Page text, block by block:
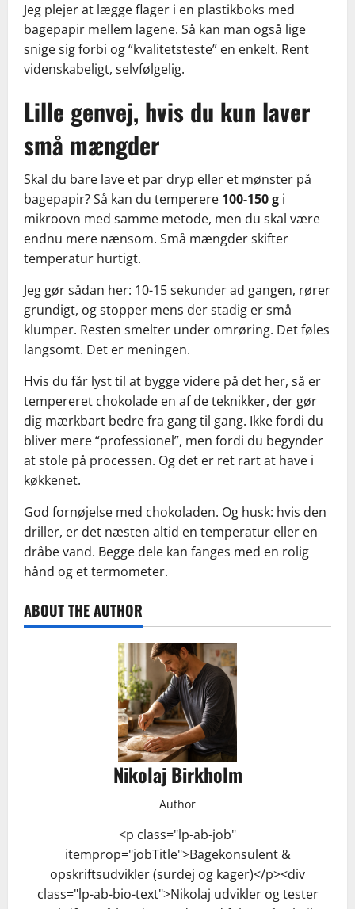
Jeg plejer at lægge flager i en plastikboks med
bagepapir mellem lagene. Så kan man også lige
snige sig forbi og “kvalitetsteste” en enkelt. Rent
videnskabeligt, selvfølgelig.
Lille genvej, hvis du kun laver
små mængder
Skal du bare lave et par dryp eller et mønster på
bagepapir? Så kan du temperere 100-150 g i
mikroovn med samme metode, men du skal være
endnu mere nænsom. Små mængder skifter
temperatur hurtigt.
Jeg gør sådan her: 10-15 sekunder ad gangen, rører
grundigt, og stopper mens der stadig er små
klumper. Resten smelter under omrøring. Det føles
langsomt. Det er meningen.
Hvis du får lyst til at bygge videre på det her, så er
tempereret chokolade en af de teknikker, der gør
dig mærkbart bedre fra gang til gang. Ikke fordi du
bliver mere “professionel”, men fordi du begynder
at stole på processen. Og det er ret rart at have i
køkkenet.
God fornøjelse med chokoladen. Og husk: hvis den
driller, er det næsten altid en temperatur eller en
dråbe vand. Begge dele kan fanges med en rolig
hånd og et termometer.
ABOUT THE AUTHOR
Nikolaj Birkholm
Author
<p class="lp-ab-job"
itemprop="jobTitle">Bagekonsulent &
opskriftsudvikler (surdej og kager)</p><div
class="lp-ab-bio-text">Nikolaj udvikler og tester